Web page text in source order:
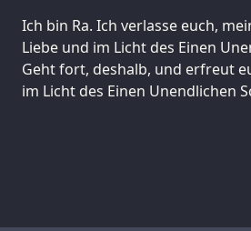
Ich bin Ra. Ich verlasse euch,
Liebe und im Licht des Einen
Geht fort, deshalb, und erfreut
im Licht des Einen Unendlichen